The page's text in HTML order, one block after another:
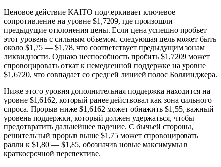
Ценовое действие KAITO подчеркивает ключевое
сопротивление на уровне $1,7209, где произошли
предыдущие отклонения цены. Если цена успешно пробьет
этот уровень с сильным объемом, следующая цель может быть
около $1,75 — $1,78, что соответствует предыдущим зонам
ликвидности. Однако неспособность пробить $1,7209 может
спровоцировать откат к немедленной поддержке на уровне
$1,6720, что совпадает со средней линией полос Боллинджера.
Ниже этого уровня дополнительная поддержка находится на
уровне $1,6162, который ранее действовал как зона сильного
спроса. Прорыв ниже $1,6162 может обнажить $1,55, важный
уровень поддержки, который должен удержаться, чтобы
предотвратить дальнейшее падение. С бычьей стороны,
решительный прорыв выше $1,75 может спровоцировать
ралли к $1,80 — $1,85, обозначив новые максимумы в
краткосрочной перспективе.